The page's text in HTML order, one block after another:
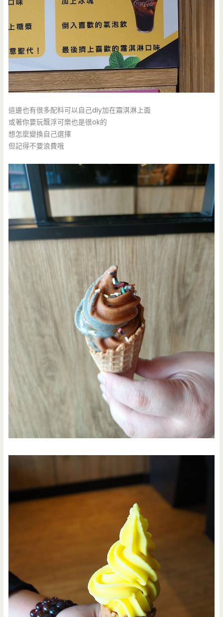
這邊也有很多配料可以自己diy加在霜淇淋上面
或著你要玩飄浮可樂也是很ok的
想怎麼變換自己選擇
但記得不要浪費哦